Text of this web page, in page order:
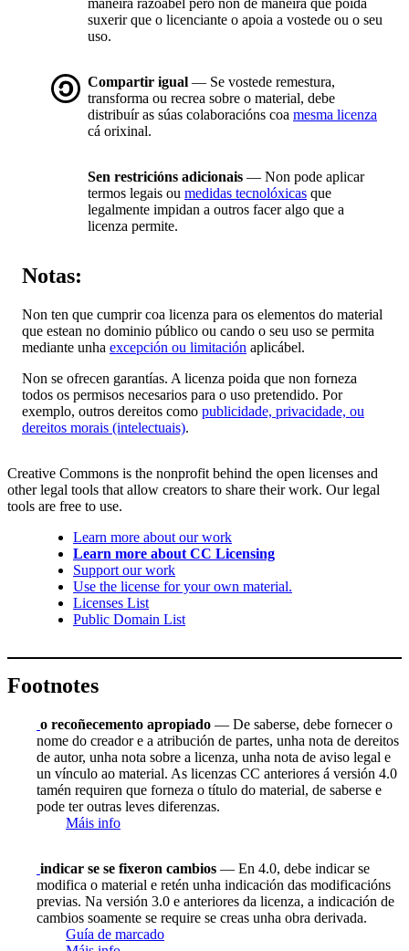
maneira razoábel pero non de maneira que poida
suxerir que o licenciante o apoia a vostede ou o seu
uso.
Compartir igual — Se vostede remestura,
transforma ou recrea sobre o material, debe
distribuír as súas colaboracións coa mesma licenza
cá orixinal.
Sen restricións adicionais — Non pode aplicar
termos legais ou medidas tecnolóxicas que
legalmente impidan a outros facer algo que a
licenza permite.
Notas:
Non ten que cumprir coa licenza para os elementos do material
que estean no dominio público ou cando o seu uso se permita
mediante unha excepción ou limitación aplicábel.
Non se ofrecen garantías. A licenza poida que non forneza
todos os permisos necesarios para o uso pretendido. Por
exemplo, outros dereitos como publicidade, privacidade, ou
dereitos morais (intelectuais).
Creative Commons is the nonprofit behind the open licenses and
other legal tools that allow creators to share their work. Our legal
tools are free to use.
Learn more about our work
Learn more about CC Licensing
Support our work
Use the license for your own material.
Licenses List
Public Domain List
Footnotes
o recoñecemento apropiado — De saberse, debe fornecer o
nome do creador e a atribución de partes, unha nota de dereitos
de autor, unha nota sobre a licenza, unha nota de aviso legal e
un vínculo ao material. As licenzas CC anteriores á versión 4.0
tamén requiren que forneza o título do material, de saberse e
pode ter outras leves diferenzas.
Máis info
indicar se se fixeron cambios — En 4.0, debe indicar se
modifica o material e retén unha indicación das modificacións
previas. Na versión 3.0 e anteriores da licenza, a indicación de
cambios soamente se require se creas unha obra derivada.
Guía de marcado